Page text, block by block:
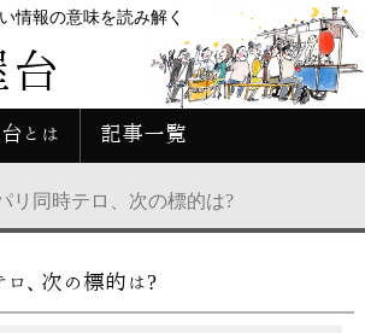
情報の意味を読み解く
とは 記事一覧
リ同時テロ、次の標的は?
ロ、次の標的は?